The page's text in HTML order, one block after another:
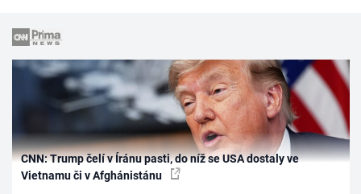
CNN: Trump čelí v Íránu pasti, do níž se USA dostaly ve
Vietnamu či v Afghánistánu